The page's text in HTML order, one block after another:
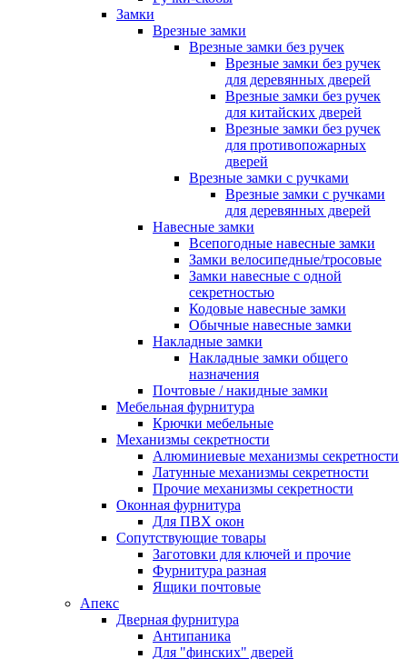
Замки
Врезные замки
Врезные замки без ручек
Врезные замки без ручек
для деревянных дверей
Врезные замки без ручек
для китайских дверей
Врезные замки без ручек
для противопожарных
дверей
Врезные замки с ручками
Врезные замки с ручками
для деревянных дверей
Навесные замки
Всепогодные навесные замки
Замки велосипедные/тросовые
Замки навесные с одной
секретностью
Кодовые навесные замки
Обычные навесные замки
Накладные замки
Накладные замки общего
назначения
Почтовые / накидные замки
Мебельная фурнитура
Крючки мебельные
Механизмы секретности
Алюминиевые механизмы секретности
Латунные механизмы секретности
Прочие механизмы секретности
Оконная фурнитура
Для ПВХ окон
Сопутствующие товары
Заготовки для ключей и прочие
Фурнитура разная
Ящики почтовые
Апекс
Дверная фурнитура
Антипаника
Для "финских" дверей